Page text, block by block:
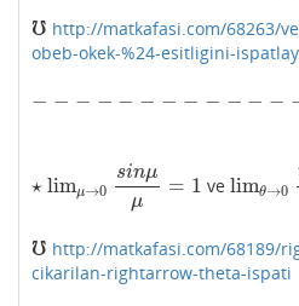
℧
℧ http://matkafasi.com/68263/
obeb-okek-%24-esitligini-
− − − − − − − − − − − −
−− −− −− −−− −− −− −− −
⋆
⋆ limμ→0
sinμ
μ
= 1
limμ→0 sinμμ= 1 velimθ→0
limθ→0
℧
℧ http://matkafasi.com/68189/
cikarilan-rightarrow-theta-ispati